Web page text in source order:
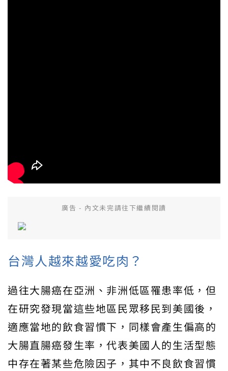
廣告 - 內文未完請往下繼續閱讀
台灣人越來越愛吃肉？
過往大腸癌在亞洲、非洲低區罹患率低，但
在研究發現當這些地區民眾移民到美國後，
適應當地的飲食習慣下，同樣會產生偏高的
大腸直腸癌發生率，代表美國人的生活型態
中存在著某些危險因子，其中不良飲食習慣